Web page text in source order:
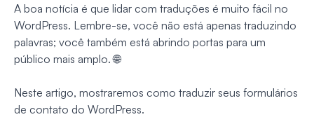
A boa notícia é que lidar com traduções é muito fácil no
WordPress. Lembre-se, você não está apenas traduzindo
palavras; você também está abrindo portas para um
público mais amplo. 🌐
Neste artigo, mostraremos como traduzir seus formulários
de contato do WordPress.